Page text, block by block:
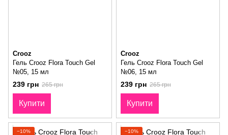
Crooz
Гель Crooz Flora Touch Gel
№05, 15 мл
239 грн 265 грн
Купити
Crooz
Гель Crooz Flora Touch Gel
№06, 15 мл
239 грн 265 грн
Купити
−10% −10%